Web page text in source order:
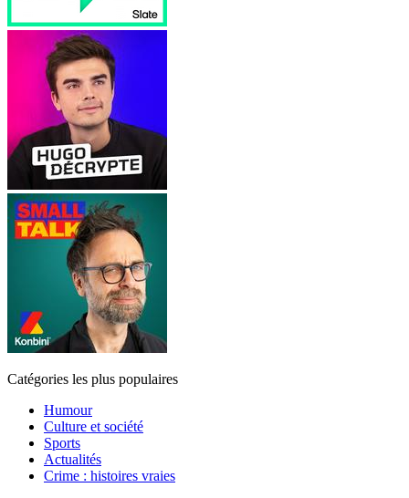
Catégories les plus populaires
Humour
Culture et société
Sports
Actualités
Crime : histoires vraies